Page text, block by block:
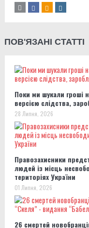
ПОВ'ЯЗАНІ СТАТТІ
Поки ми шукали гроші
версією слідства,
28 Липня, 2026
Правозахисники
людей із місць
територіях України
01 Липня, 2026
26 смертей